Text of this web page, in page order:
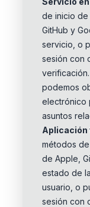
de inicio de
GitHub y
servicio, o
sesión con
podemos
electrónico
asuntos
Aplicación
métodos
de Apple,
estado de
usuario, o
sesión con